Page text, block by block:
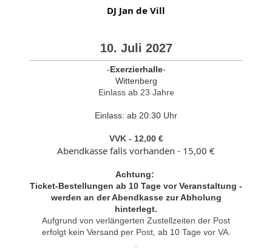
DJ Jan de Vill
10. Juli 2027
-Exerzierhalle-
Wittenberg
Einlass ab 23 Jahre
Einlass: ab 20:30 Uhr
VVK - 12,00 €
Abendkasse falls vorhanden - 15,00 €
Achtung:
Ticket-Bestellungen ab 10 Tage vor Veranstaltung -
werden an der Abendkasse zur Abholung
hinterlegt.
Aufgrund von verlängerten Zustellzeiten der Post
erfolgt kein Versand per Post, ab 10 Tage vor VA.